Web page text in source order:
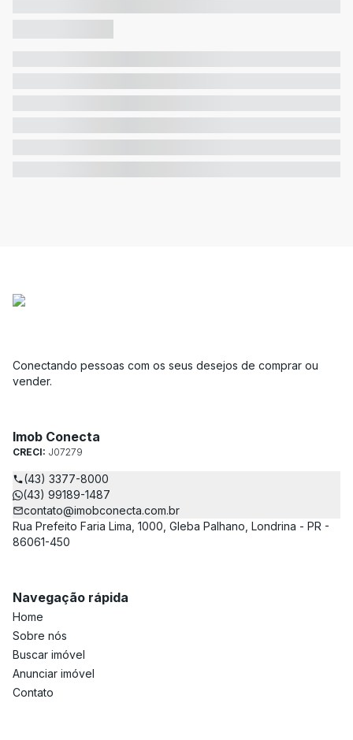
Conectando pessoas com os seus desejos de comprar ou
vender.
Imob Conecta
CRECI: J07279
(43) 3377-8000
(43) 99189-1487
contato@imobconecta.com.br
Rua Prefeito Faria Lima, 1000, Gleba Palhano, Londrina - PR -
86061-450
Navegação rápida
Home
Sobre nós
Buscar imóvel
Anunciar imóvel
Contato